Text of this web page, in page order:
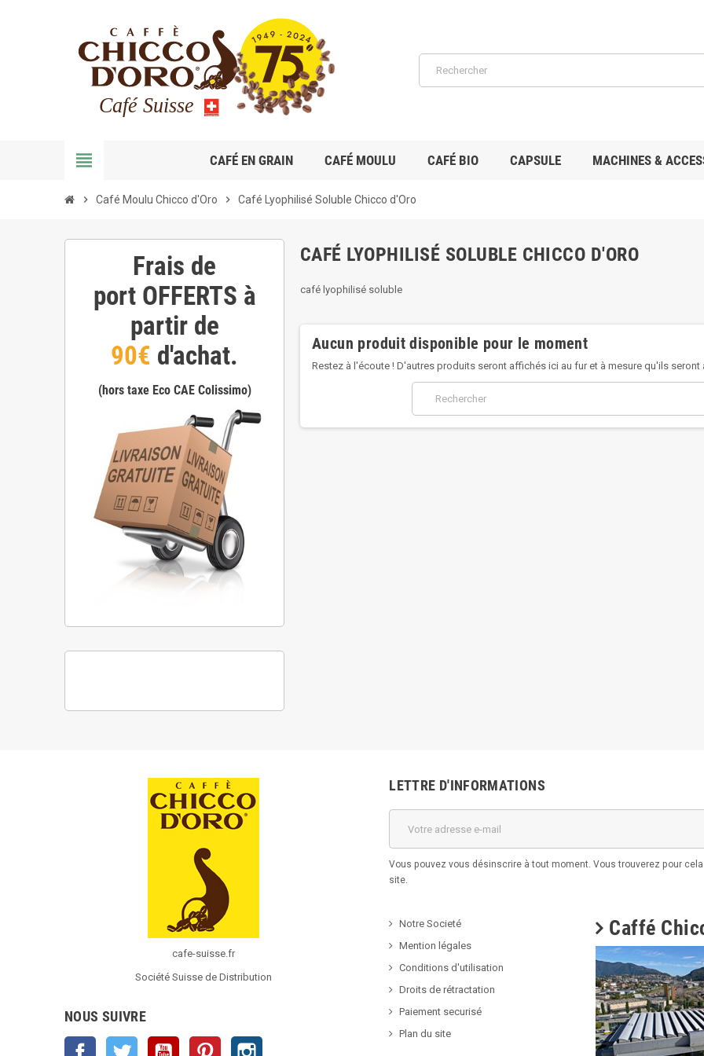
view_headline CAFÉ EN GRAIN CAFÉ MOULU CAFÉ BIO CAPSULE MACHINES &
chevron_right Café Moulu Chicco d'Oro chevron_right Café Lyophilisé Soluble Chicco d'Oro
Frais de
port OFFERTS à
partir de
90€ d'achat.
(hors taxe Eco CAE Colissimo)
CAFÉ LYOPHILISÉ SOLUBLE CHICCO D'ORO
café lyophilisé soluble
Aucun produit disponible pour le moment
Restez à l'écoute ! D'autres produits seront affichés ici au fur et à mesure qu'ils seront
cafe-suisse.fr
Société Suisse de Distribution
NOUS SUIVRE
Facebook Twitter YouTube Pinterest
LETTRE D'INFORMATIONS
Vous pouvez vous désinscrire à tout moment. Vous trouverez pour
site.
Notre Societé
Mention légales
Conditions d'utilisation
Droits de rétractation
Paiement securisé
Plan du site
Caffé